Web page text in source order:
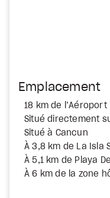
Emplacement
18 km de l’Aéroport
Situé directement
Situé à Cancun
À 3,8 km de La Isla
À 5,1 km de Playa
À 6 km de la zone